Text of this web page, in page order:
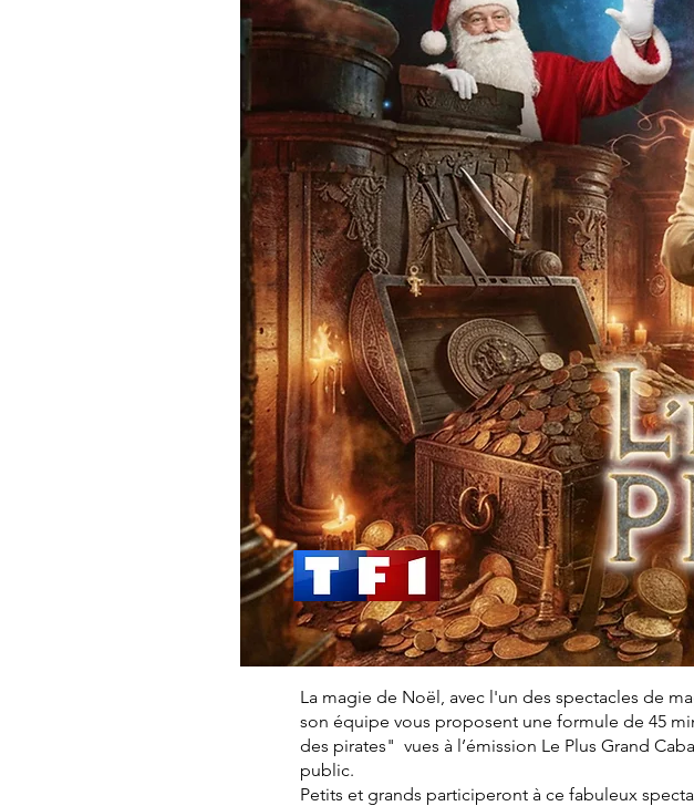
La magie de Noël, avec l'un des spectacles de
son équipe vous proposent une formule de 45
des pirates" vues à l’émission Le Plus Grand
public.
Petits et grands participeront à ce fabuleux